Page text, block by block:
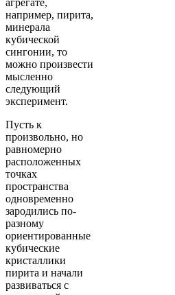
например, пирита,
минерала
кубической
сингонии, то
можно произвести
мысленно
следующий
эксперимент.
Пусть к
произвольно, но
равномерно
расположенных
точках
пространства
одновременно
зародились по-
разному
ориентированные
кубические
кристаллики
пирита и начали
развиваться с